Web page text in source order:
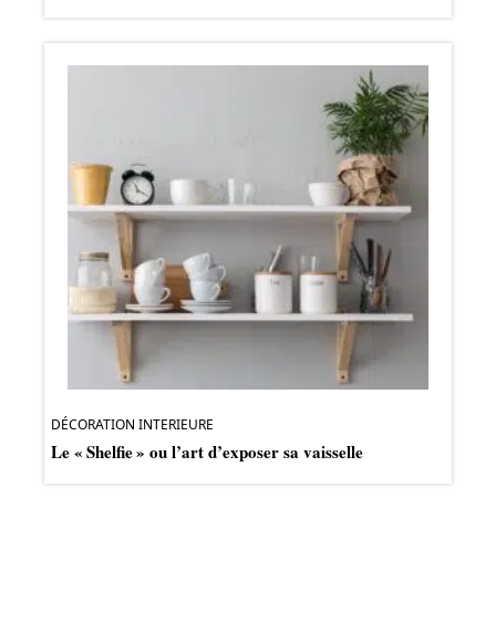
DÉCORATION INTERIEURE
Le « Shelfie » ou l’art d’exposer sa vaisselle